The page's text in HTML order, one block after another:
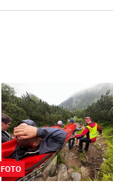
FOTO